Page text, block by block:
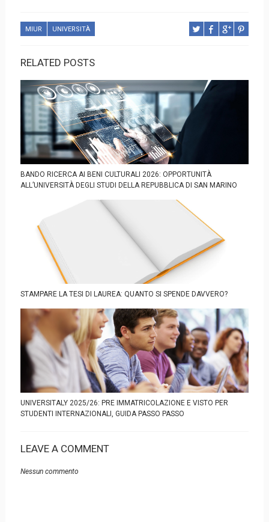
MIUR UNIVERSITÀ
RELATED POSTS
BANDO RICERCA AI BENI CULTURALI 2026: OPPORTUNITÀ
ALL’UNIVERSITÀ DEGLI STUDI DELLA REPUBBLICA DI SAN MARINO
STAMPARE LA TESI DI LAUREA: QUANTO SI SPENDE DAVVERO?
UNIVERSITALY 2025/26: PRE IMMATRICOLAZIONE E VISTO PER
STUDENTI INTERNAZIONALI, GUIDA PASSO PASSO
LEAVE A COMMENT
Nessun commento